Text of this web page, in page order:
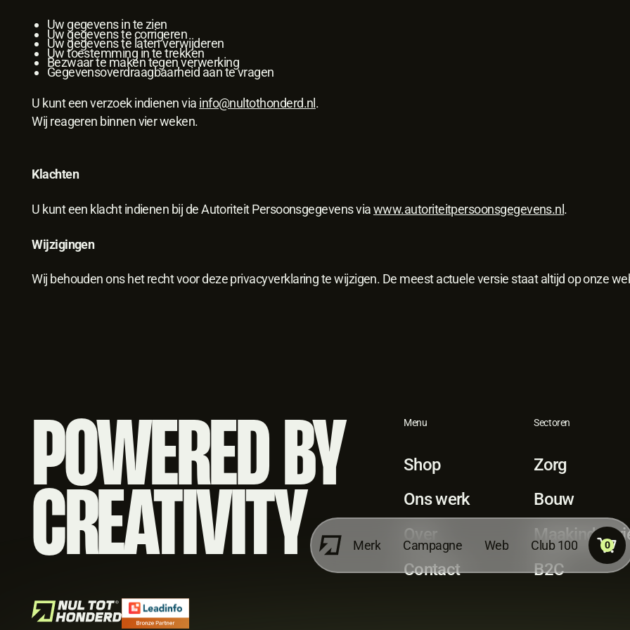
Uw gegevens in te zien
Uw gegevens te corrigeren
Uw gegevens te laten verwijderen
Uw toestemming in te trekken
Bezwaar te maken tegen verwerking
Gegevensoverdraagbaarheid aan te vragen
U kunt een verzoek indienen via info@nultothonderd.nl.
Wij reageren binnen vier weken.
Klachten
U kunt een klacht indienen bij de Autoriteit Persoonsgegevens viawww.autoriteitpersoonsgegevens.nl.
Wijzigingen
Wij behouden ons het recht voor deze privacyverklaring te wijzigen. De meest actuele versie staat altijd op onze
POWERED BY
CREATIVITY
Menu
Shop
Ons werk
Over
Contact
Sectoren
Zorg
Bouw
B2C
Merk Campagne Web Club 100 0